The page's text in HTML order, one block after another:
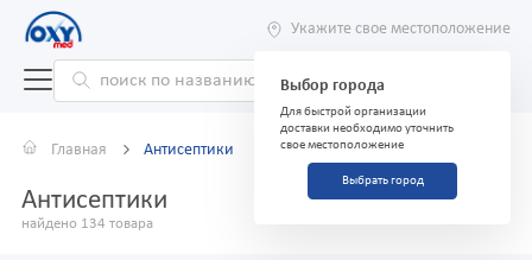
Укажите свое местоположение
Выбор города
Для быстрой организации
доставки необходимо уточнить
свое местоположение
Выбрать город
Главная Антисептики
Антисептики
найдено 134 товара